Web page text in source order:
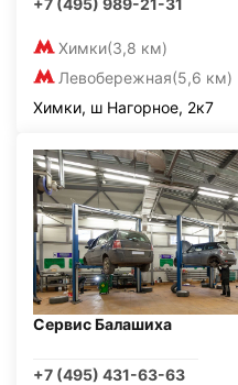
+7 (495) 989-21-31
Химки(3,8 км)
Левобережная(5,6 км)
Химки, ш Нагорное, 2к7
Сервис Балашиха
+7 (495) 431-63-63